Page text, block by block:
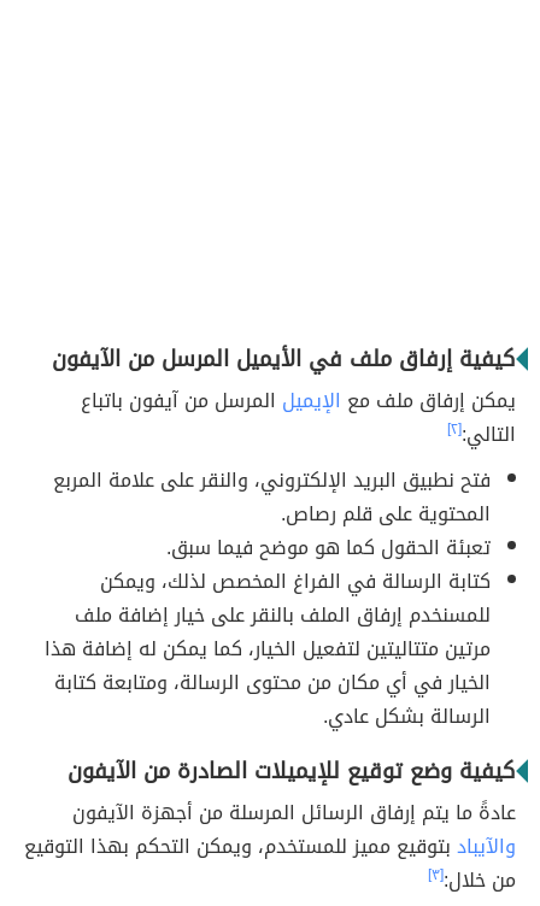
كيفية إرفاق ملف في الأيميل المرسل من الآيفون
يمكن إرفاق ملف مع الإيميل المرسل من آيفون باتباع
التالي:[٢]
فتح نطبيق البريد الإلكتروني، والنقر على علامة المربع
المحتوية على قلم رصاص.
تعبئة الحقول كما هو موضح فيما سبق.
كتابة الرسالة في الفراغ المخصص لذلك، ويمكن
للمسنخدم إرفاق الملف بالنقر على خيار إضافة ملف
مرتين متتاليتين لتفعيل الخيار، كما يمكن له إضافة هذا
الخيار في أي مكان من محتوى الرسالة، ومتابعة كتابة
الرسالة بشكل عادي.
كيفية وضع توقيع للإيميلات الصادرة من الآيفون
عادةً ما يتم إرفاق الرسائل المرسلة من أجهزة الآيفون
والآيبادبتوقيع مميز للمستخدم، ويمكن التحكم بهذا التوقيع
من خلال:[٣]